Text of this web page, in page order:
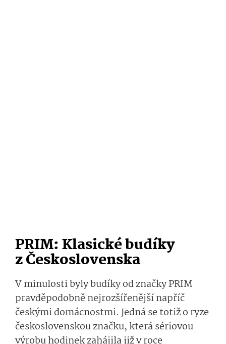
PRIM: Klasické budíky
z Československa
V minulosti byly budíky od značky PRIM
pravděpodobně nejrozšířenější napříč
českými domácnostmi. Jedná se totiž o ryze
československou značku, která sériovou